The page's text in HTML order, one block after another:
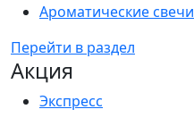
Ароматические свечи
Перейти в раздел
Акция
Экспресс